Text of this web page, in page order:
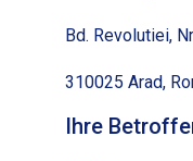
Bd. Rev­o­lu­tiei,
310025 Arad,
Ihre